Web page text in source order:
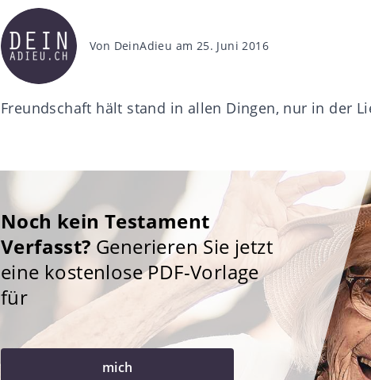
Beitragsautor
Von DeinAdieu am 25. Juni 2016
Freundschaft hält stand in allen Dingen, nur in der
Noch kein Testament
Verfasst? Generieren Sie jetzt
eine kostenlose PDF-Vorlage
für
mich